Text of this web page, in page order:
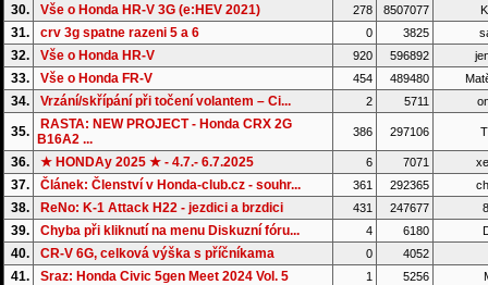
30. Vše o Honda HR-V 3G (e:HEV 2021) 278 8507077
31. crv 3g spatne razeni 5 a 6 0 3825
32. Vše o Honda HR-V 920 596892
33. Vše o Honda FR-V 454 489480
34. Vrzání/skřípání při točení volantem – Ci... 2 5711
35.
RASTA: NEW PROJECT - Honda CRX 2G
B16A2 ...
386 297106
36. ★ HONDAy 2025 ★ - 4.7.- 6.7.2025 6 7071
37. Článek: Členství v Honda-club.cz - souhr... 361 292365
38. ReNo: K-1 Attack H22 - jezdici a brzdici 431 247677
39. Chyba při kliknutí na menu Diskuzní fóru... 4 6180
40. CR-V 6G, celková výška s příčníkama 0 4052
41. Sraz: Honda Civic 5gen Meet 2024 Vol. 5 1 5256